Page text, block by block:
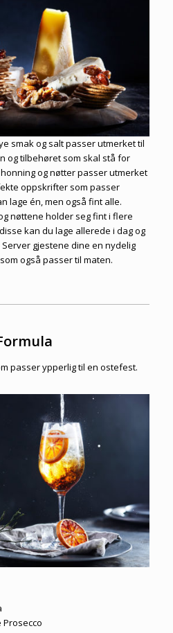
smak og salt passer utmerket til
og tilbehøret som skal stå for
og nøtter passer utmerket
oppskrifter som passer
lage én, men også fint alle.
nøttene holder seg fint i flere
kan du lage allerede i dag og
gjestene dine en nydelig
også passer til maten.
passer ypperlig til en ostefest.
Prosecco